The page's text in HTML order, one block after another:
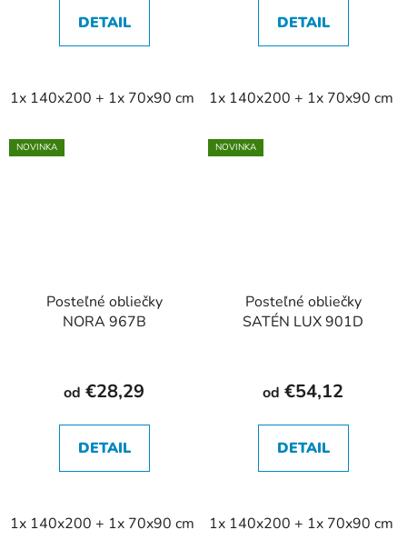
DETAIL
1x 140x200 + 1x 70x90 cm 2x 140x200 + 2x 70x90 cm
DETAIL
1x 140x200 + 1x 70x90 cm
NOVINKA
Posteľné obliečky
NORA 967B
od €28,29
DETAIL
1x 140x200 + 1x 70x90 cm 2x 140x200 + 2x 70x90 cm
NOVINKA
Posteľné obliečky
SATÉN LUX 901D
od €54,12
DETAIL
1x 140x200 + 1x 70x90 cm